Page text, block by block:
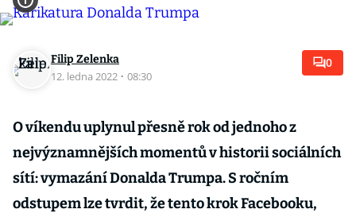
Filip Zelenka
12. ledna 2022 · 08:30
0
O víkendu uplynul přesně rok od jednoho z
nejvýznamnějších momentů v historii sociálních
sítí: vymazání Donalda Trumpa. S ročním
odstupem lze tvrdit, že tento krok Facebooku,